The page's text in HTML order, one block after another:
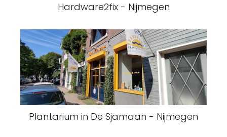
Hardware2fix - Nijmegen
Plantarium in De Sjamaan - Nijmegen